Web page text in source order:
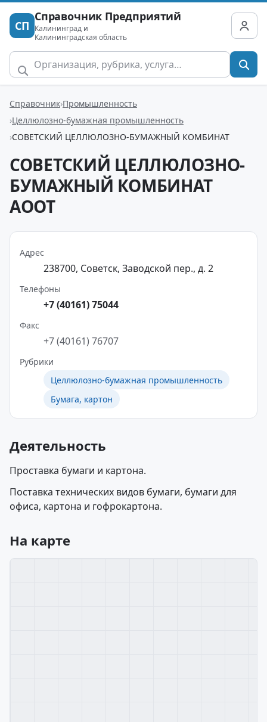
СП
Справочник Предприятий
Калининград и
Калининградская область
Справочник Промышленность
Целлюлозно-бумажная промышленность
СОВЕТСКИЙ ЦЕЛЛЮЛОЗНО-БУМАЖНЫЙ КОМБИНАТ
СОВЕТСКИЙ ЦЕЛЛЮЛОЗНО-
БУМАЖНЫЙ КОМБИНАТ
АООТ
Адрес
238700, Советск, Заводской пер., д. 2
Телефоны
+7 (40161) 75044
Факс
+7 (40161) 76707
Рубрики
Целлюлозно-бумажная промышленность
Бумага, картон
Деятельность
Проставка бумаги и картона.
Поставка технических видов бумаги, бумаги для
офиса, картона и гофрокартона.
На карте